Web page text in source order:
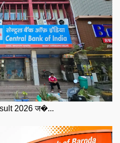
2026 ज�...